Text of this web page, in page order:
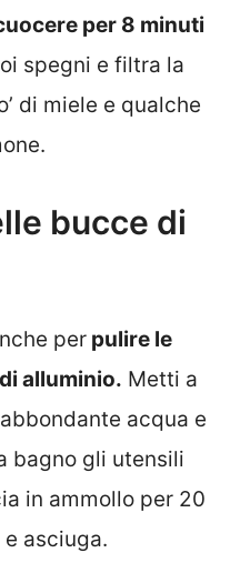
per 8 minuti
spegni e filtra la
di miele e qualche
bucce di
per pulire le
alluminio. Metti a
acqua e
bagno gli utensili
in ammollo per 20
asciuga.